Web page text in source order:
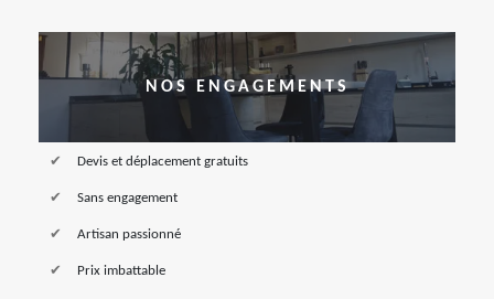
NOS ENGAGEMENTS
Devis et déplacement gratuits
Sans engagement
Artisan passionné
Prix imbattable